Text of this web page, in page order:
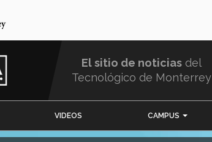
El sitio de noticias del
Tecnológico de Monterrey
VIDEOS CAMPUS